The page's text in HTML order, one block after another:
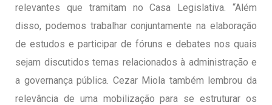
relevantes que tramitam no Casa Legislativa. “Além
disso, podemos trabalhar conjuntamente na elaboração
de estudos e participar de fóruns e debates nos quais
sejam discutidos temas relacionados à administração e
a governança pública. Cezar Miola também lembrou da
relevância de uma mobilização para se estruturar os